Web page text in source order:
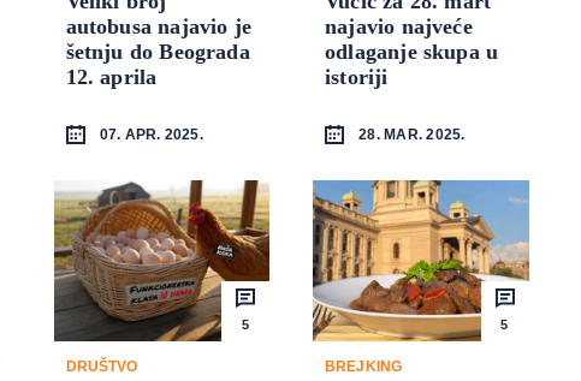
autobusa najavio je
šetnju do Beograda
12. aprila
07. APR. 2025.
najavio najveće
odlaganje skupa u
istoriji
28. MAR. 2025.
5
DRUŠTVO
5
BREJKING